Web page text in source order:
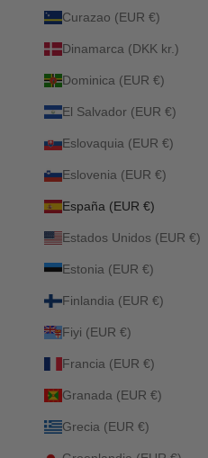
Curazao (EUR €)
Dinamarca (DKK kr.)
Dominica (EUR €)
El Salvador (EUR €)
Eslovaquia (EUR €)
Eslovenia (EUR €)
España (EUR €)
Estados Unidos (EUR €)
Estonia (EUR €)
Finlandia (EUR €)
Fiyi (EUR €)
Francia (EUR €)
Granada (EUR €)
Grecia (EUR €)